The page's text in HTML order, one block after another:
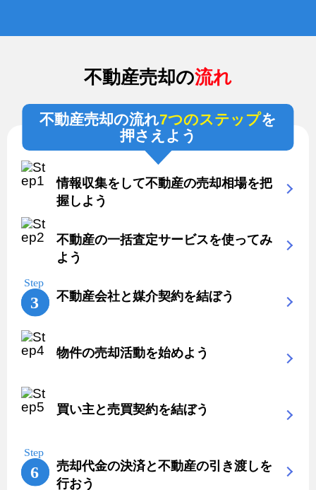
不動産売却の流れ
不動産売却の流れ7つのステップを
押さえよう
情報収集をして不動産の売却相場を把
握しよう
不動産の一括査定サービスを使ってみ
よう
不動産会社と媒介契約を結ぼう
物件の売却活動を始めよう
買い主と売買契約を結ぼう
売却代金の決済と不動産の引き渡しを
行おう